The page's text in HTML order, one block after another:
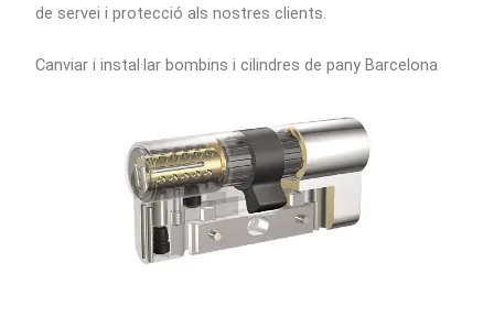
de servei i protecció als nostres clients.
Canviar i instal·lar bombins i cilindres de pany Barcelona